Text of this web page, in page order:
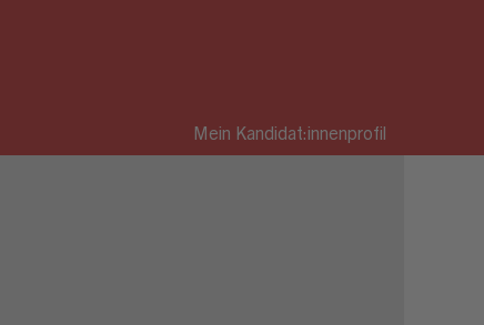
Mein Kandidat:innenprofil